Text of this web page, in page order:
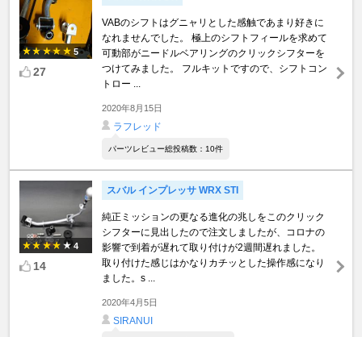
5
27
VABのシフトはグニャリとした感触であまり好きに
なれませんでした。 極上のシフトフィールを求めて
可動部がニードルベアリングのクリックシフターを
つけてみました。 フルキットですので、シフトコン
トロー ...
2020年8月15日
ラフレッド
パーツレビュー総投稿数：10件
4
14
スバル インプレッサ WRX STI
純正ミッションの更なる進化の兆しをこのクリック
シフターに見出したので注文しましたが、コロナの
影響で到着が遅れて取り付けが2週間遅れました。
取り付けた感じはかなりカチッとした操作感になり
ました。s ...
2020年4月5日
SIRANUI